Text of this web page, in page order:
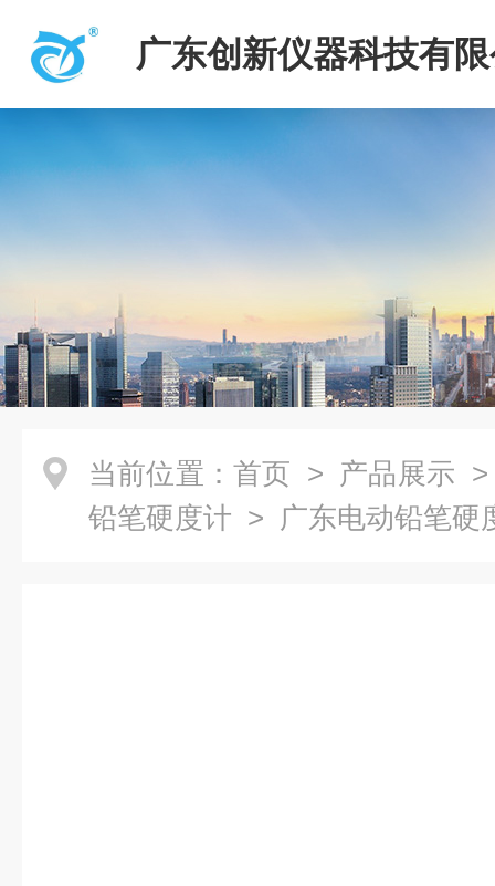
广东创新仪器科技有
当前位置： 首页 > 产品展示
铅笔硬度计 > 广东电动铅笔硬